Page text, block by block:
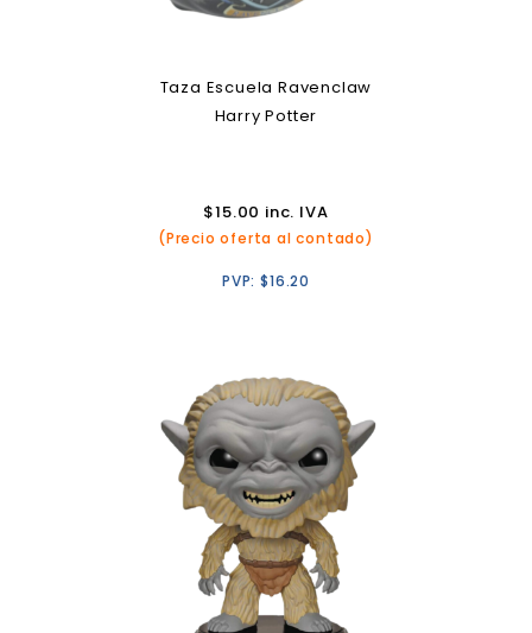
Taza Escuela Ravenclaw
Harry Potter
$15.00 inc. IVA
(Precio oferta al contado)
PVP:$16.20